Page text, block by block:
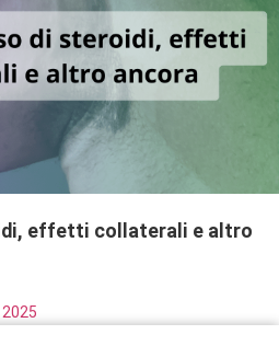
effetti collaterali e altro